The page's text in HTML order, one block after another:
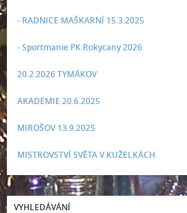
- RADNICE MAŠKARNÍ 15.3.2025
- Sportmanie PK Rokycany 2026
20.2.2026 TYMÁKOV
AKADEMIE 20.6.2025
MIROŠOV 13.9.2025
MISTROVSTVÍ SVĚTA V KUŽELKÁCH
VYHLEDÁVÁNÍ